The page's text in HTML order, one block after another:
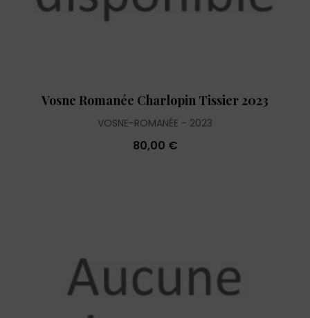
Vosne Romanée Charlopin Tissier 2023
VOSNE-ROMANÉE 2023
80,00 €